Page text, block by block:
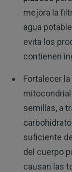
mejora la
agua
evita los
contienen
Fortalecer
semillas, a
suficiente
del cuerpo
causan las